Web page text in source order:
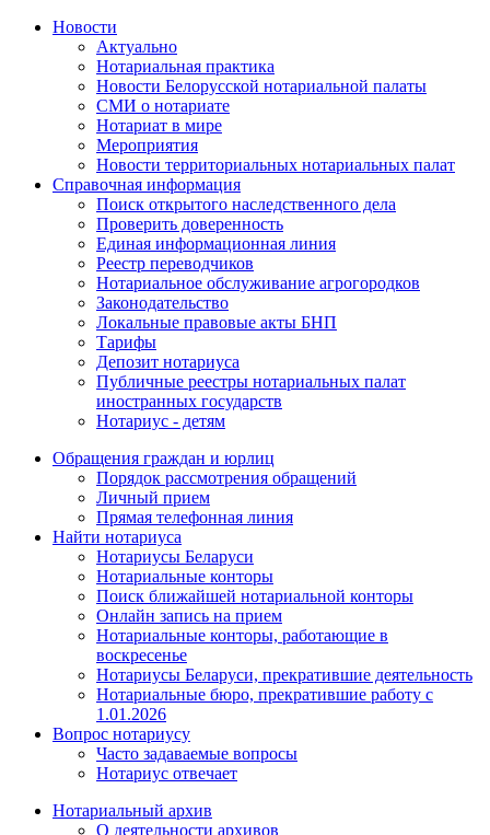
Новости
Актуально
Нотариальная практика
Новости Белорусской нотариальной палаты
СМИ о нотариате
Нотариат в мире
Мероприятия
Новости территориальных нотариальных палат
Справочная информация
Поиск открытого наследственного дела
Проверить доверенность
Единая информационная линия
Реестр переводчиков
Нотариальное обслуживание агрогородков
Законодательство
Локальные правовые акты БНП
Тарифы
Депозит нотариуса
Публичные реестры нотариальных палат
иностранных государств
Нотариус - детям
Обращения граждан и юрлиц
Порядок рассмотрения обращений
Личный прием
Прямая телефонная линия
Найти нотариуса
Нотариусы Беларуси
Нотариальные конторы
Поиск ближайшей нотариальной конторы
Онлайн запись на прием
Нотариальные конторы, работающие в
воскресенье
Нотариусы Беларуси, прекратившие деятельность
Нотариальные бюро, прекратившие работу с
1.01.2026
Вопрос нотариусу
Часто задаваемые вопросы
Нотариус отвечает
Нотариальный архив
О деятельности архивов